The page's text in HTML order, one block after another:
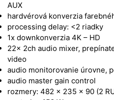
AUX
hardvérová konverzia
processing delay: <2 riadky
1x downkonverzia 4K – HD
22x 2ch audio mixer,
video
audio monitorovanie úrovne,
audio master gain control
rozmery: 482 x 235 x 90 (2